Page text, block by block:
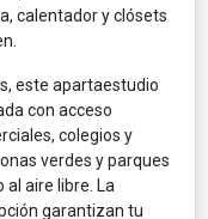
calentador y clósets
este apartaestudio
con acceso
colegios y
verdes y parques
aire libre. La
garantizan tu